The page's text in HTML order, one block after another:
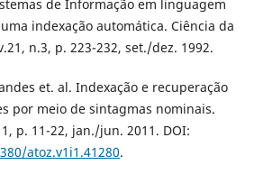
de Informação em linguagem
indexação automática. Ciência da
n.3, p. 223-232, set./dez. 1992.
et. al. Indexação e recuperação
por meio de sintagmas nominais.
p. 11-22, jan./jun. 2011. DOI:
atoz.v1i1.41280.